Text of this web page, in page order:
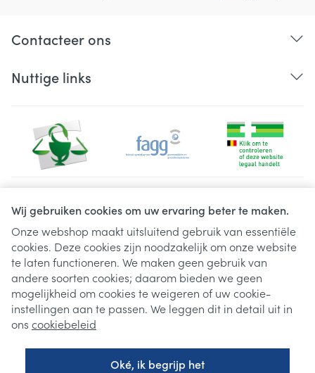
Wij gebruiken cookies om uw ervaring beter te maken.
Onze webshop maakt uitsluitend gebruik van essentiële
cookies. Deze cookies zijn noodzakelijk om onze website
te laten functioneren. We maken geen gebruik van
andere soorten cookies; daarom bieden we geen
mogelijkheid om cookies te weigeren of uw cookie-
instellingen aan te passen. We leggen dit in detail uit in
ons cookiebeleid
Oké, ik begrijp het
Contacteer ons
Nuttige links
Juridische links